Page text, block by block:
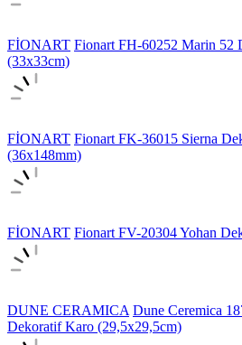
FİONART Fionart FH-60252 Marin 52
(33x33cm)
FİONART Fionart FK-36015 Sierna
(36x148mm)
FİONART Fionart FV-20304 Yohan
DUNE CERAMICA Dune Ceremica
Dekoratif Karo (29,5x29,5cm)